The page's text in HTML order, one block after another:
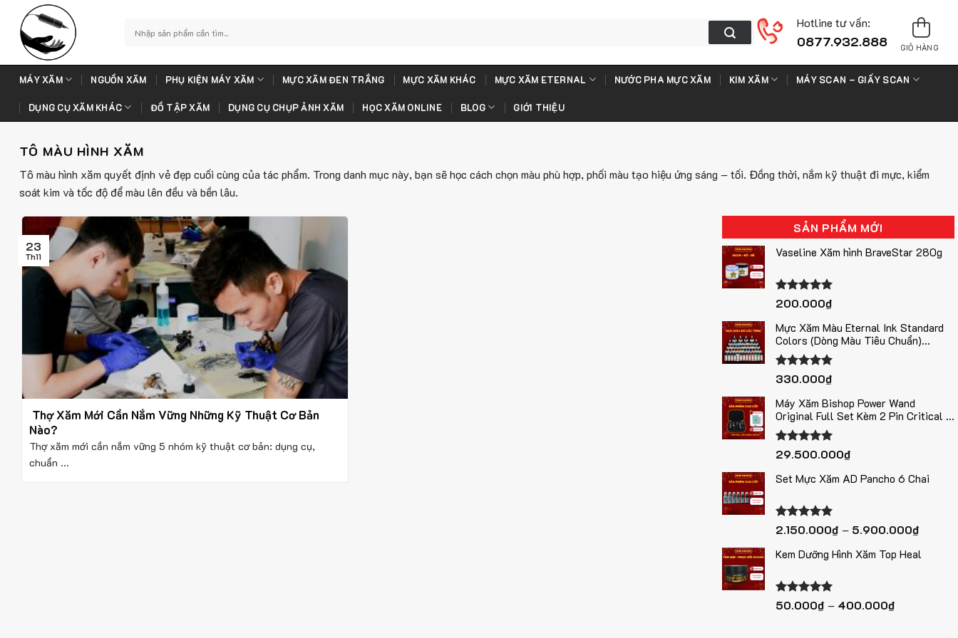
content
kiếm:
Hotline tư vấn:
0877.932.888 GIỎ HÀNG
MÁY XĂM NGUỒN XĂM PHỤ KIỆN MÁY XĂM MỰC XĂM ĐEN TRẮNG MỰC XĂM KHÁC MỰC XĂM ETERNAL NƯỚC PHA MỰC XĂM KIM XĂM MÁY SCAN – GIẤY SCAN
DỤNG CỤ XĂM KHÁC ĐỒ TẬP XĂM DỤNG CỤ CHỤP ẢNH XĂM HỌC XĂM ONLINE BLOG GIỚI THIỆU
TÔ MÀU HÌNH XĂM
Tô màu hình xăm quyết định vẻ đẹp cuối cùng của tác phẩm. Trong danh mục này, bạn sẽ học cách chọn màu phù hợp, phối màu tạo hiệu ứng sáng – tối. Đồng thời, nắm kỹ thuật đi mực, kiểm
soát kim và tốc độ để màu lên đều và bền lâu.
Thợ Xăm Mới Cần Nắm Vững Những Kỹ Thuật Cơ Bản
Nào?
Thợ xăm mới cần nắm vững 5 nhóm kỹ thuật cơ bản: dụng cụ,
chuẩn ...
23
Th11
SẢN PHẨM MỚI
Vaseline Xăm hình BraveStar 280g
Được xếp
5 sao
200.000₫
Mực Xăm Màu Eternal Ink Standard
Colors (Dòng Màu Tiêu Chuẩn)
1oz/30ml Chính Hãng Mỹ – Tự Chọn
Màu
Được xếp
5 sao
330.000₫
Máy Xăm Bishop Power Wand
Original Full Set Kèm 2 Pin Critical –
3 Phiên Bản Stroke 3.5mm / 4.2mm /
5.0mm
Được xếp
5 sao
29.500.000₫
Set Mực Xăm AD Pancho 6 Chai
Được xếp
5 sao
2.150.000₫– 5.900.000₫Khoảng
từ
Kem Dưỡng Hình Xăm Top Heal
Được xếp
5.00
50.000₫– 400.000₫Khoảng